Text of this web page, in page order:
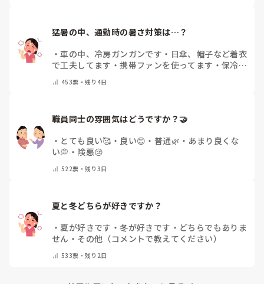
猛暑の中、通勤時の暑さ対策は…？
・車の中、冷房ガンガンです ・ 日傘、帽子など着衣
で工夫してます ・携帯ファンを使ってます ・ 保冷剤
ん ・その他（コメントで教えて下さい）
453票・残り4日
職員同士の雰囲気はどうですか？🤝
・ とても良い🥰 ・ 良い😊 ・ 普通🌿 ・ あまり良くな
い💭 ・ 険悪😢
522票・残り3日
夏と冬どちらが好きですか？
・ 夏が好きです ・冬が好きです ・ どちらでもありま
せん ・ その他（コメントで教えてください）
533票・残り2日